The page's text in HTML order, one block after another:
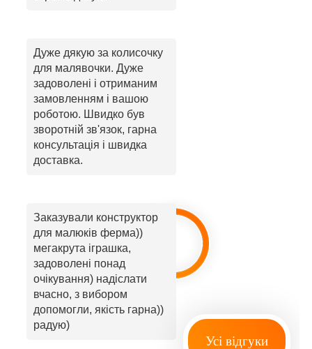
Дуже дякую за колисочку
для малявочки. Дуже
задоволені і отриманим
замовленням і вашою
роботою. Швидко був
зворотній зв'язок, гарна
консультація і швидка
доставка.
Заказували конструктор
для малюків ферма))
мегакрута іграшка,
задоволені понад
очікування) надіслати
вчасно, з вибором
допомогли, якість гарна))
радую)
Усі відгуки